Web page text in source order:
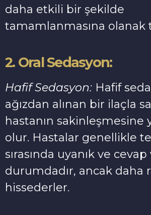
daha etkili bir şekilde
tamamlanmasına olanak
2. Oral Sedasyon:
Hafif Sedasyon: Hafif
ağızdan alınan bir ilaçla
hastanın sakinleşmesine
olur. Hastalar genellikle
sırasında uyanık ve
durumdadır, ancak daha
hissederler.